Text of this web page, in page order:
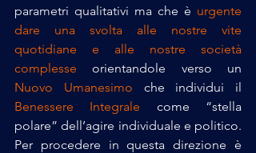
parametri qualitativi ma che è urgente
dare una svolta alle nostre vite
quotidiane e alle nostre società
complesse
Nuovo Umanesimo
Benessere Integrale come “stella
polare” dell’agire individuale e politico.
Per procedere in questa direzione è